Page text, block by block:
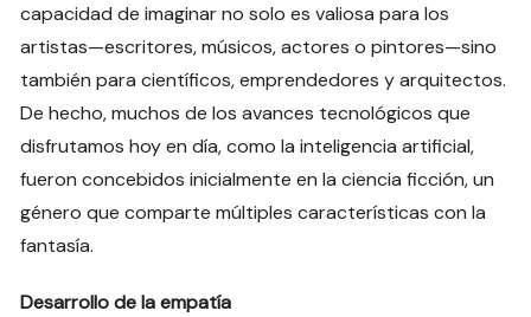
capacidad de imaginar no solo es valiosa para los
artistas—escritores, músicos, actores o pintores—sino
también para científicos, emprendedores y arquitectos.
De hecho, muchos de los avances tecnológicos que
disfrutamos hoy en día, como la inteligencia artificial,
fueron concebidos inicialmente en la ciencia ficción, un
género que comparte múltiples características con la
fantasía.
Desarrollo de la empatía